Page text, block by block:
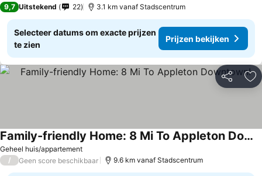
9,7 Uitstekend 22 3.1 km vanaf Stadscentrum
Selecteer datums om exacte prijzen
te zien
Prijzen bekijken
Delen
Geheel huis/appartement
Family-friendly Home: 8 Mi To Appleton Downtown!
Prijzen bekijken
/ Geen score beschikbaar 9.6 km vanaf Stadscentrum